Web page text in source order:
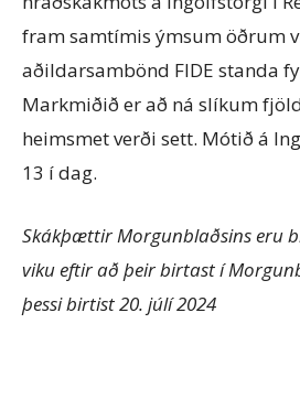
fram samtímis ýmsum öðrum
aðildarsambönd FIDE standa
Markmiðið er að ná slíkum
heimsmet verði sett. Mótið á
13 í dag.
Skákþættir Morgunblaðsins eru
viku eftir að þeir birtast í
þessi birtist 20. júlí 2024